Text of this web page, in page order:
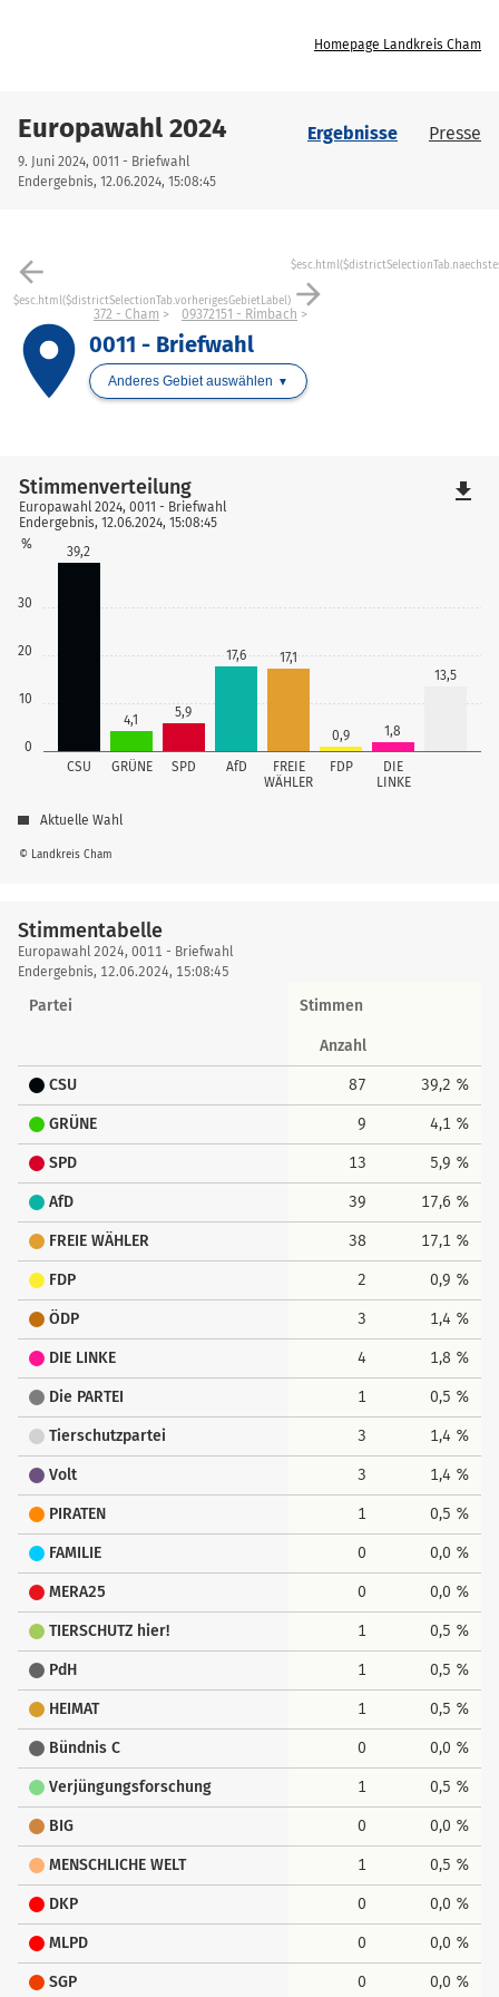
Homepage Landkreis Cham
Europawahl 2024
9. Juni 2024, 0011 - Briefwahl
Endergebnis, 12.06.2024, 15:08:45
Ergebnisse Presse
arrow_back
$esc.html($districtSelectionTab.vorherigesGebietLabel) arrow_forward
place
372 - Cham 09372151 - Rimbach
0011 - Briefwahl
Anderes Gebiet auswählen
0
10
20
30
%
CSU GRÜNE SPD AfD
FREIE
WÄHLER
FDP
DIE
LINKE
39,2
4,1 5,9
17,6 17,1
0,9 1,8
13,5
© Landkreis Cham
Stimmenverteilung
Europawahl 2024, 0011 - Briefwahl
Endergebnis, 12.06.2024, 15:08:45
Aktuelle Wahl
file_download
Stimmentabelle
Stimmentabelle
Europawahl 2024, 0011 - Briefwahl
Endergebnis, 12.06.2024, 15:08:45
Partei Stimmen
Anzahl
CSU 87 39,2 %
GRÜNE 9 4,1 %
SPD 13 5,9 %
AfD 39 17,6 %
FREIE WÄHLER 38 17,1 %
FDP 2 0,9 %
ÖDP 3 1,4 %
DIE LINKE 4 1,8 %
Die PARTEI 1 0,5 %
Tierschutzpartei 3 1,4 %
Volt 3 1,4 %
PIRATEN 1 0,5 %
FAMILIE 0 0,0 %
MERA25 0 0,0 %
TIERSCHUTZ hier! 1 0,5 %
PdH 1 0,5 %
HEIMAT 1 0,5 %
Bündnis C 0 0,0 %
Verjüngungsforschung 1 0,5 %
BIG 0 0,0 %
MENSCHLICHE WELT 1 0,5 %
DKP 0 0,0 %
MLPD 0 0,0 %
SGP 0 0,0 %